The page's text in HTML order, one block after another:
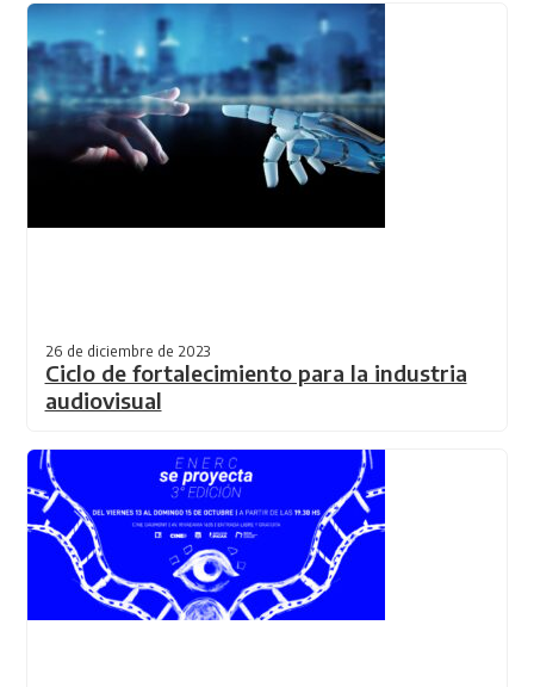
26 de diciembre de 2023
Ciclo de fortalecimiento para la industria
audiovisual